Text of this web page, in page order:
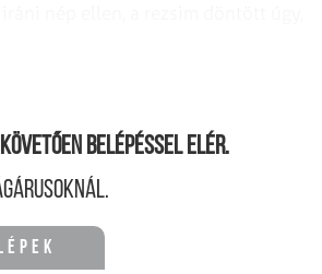
belépéssel elér.